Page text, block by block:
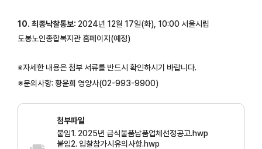
10. 최종낙찰통보: 2024년 12월 17일(화), 10:00 서울시립
도봉노인종합복지관 홈페이지(예정)
※자세한 내용은 첨부 서류를 반드시 확인하시기 바랍니다.
※문의사항: 황윤희 영양사(02-993-9900)
첨부파일
붙임1. 2025년 급식물품납품업체선정공고.hwp
붙임2. 입찰참가시유의사항.hwp